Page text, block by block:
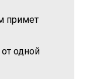
примет
одной